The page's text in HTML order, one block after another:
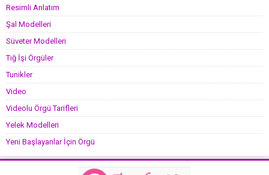
Resimli Anlatım
Şal Modelleri
Süveter Modelleri
Tığ İşi Örgüler
Tunikler
Video
Videolu Örgü Tarifleri
Yelek Modelleri
Yeni Başlayanlar İçin Örgü